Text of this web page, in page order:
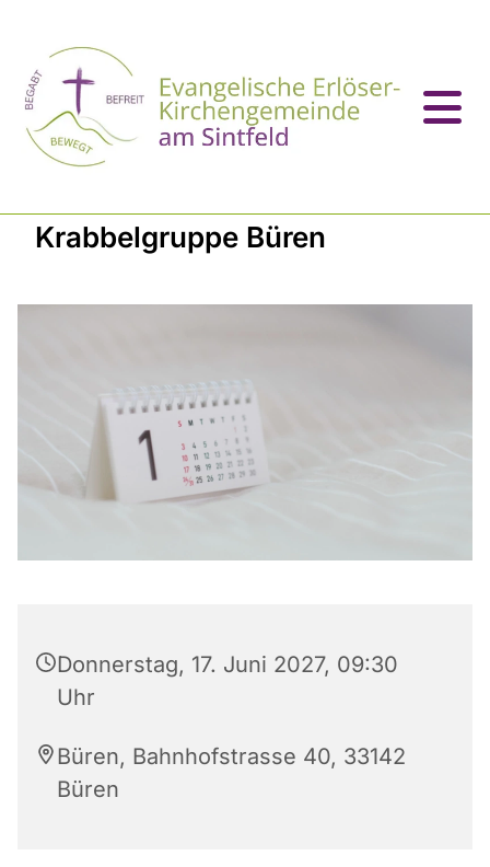
Krabbelgruppe Büren
Donnerstag, 17. Juni 2027, 09:30
Uhr
Büren, Bahnhofstrasse 40, 33142
Büren